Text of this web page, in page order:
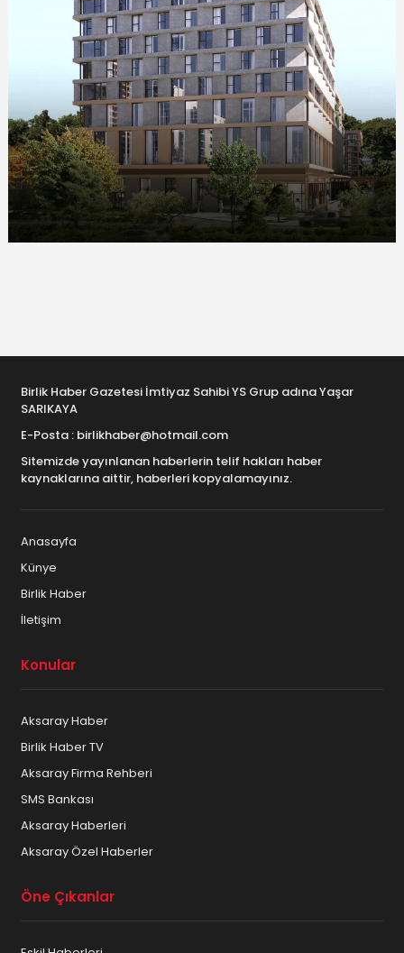
Birlik Haber Gazetesi İmtiyaz Sahibi YS Grup adına Yaşar
SARIKAYA
E-Posta : birlikhaber@hotmail.com
Sitemizde yayınlanan haberlerin telif hakları haber
kaynaklarına aittir, haberleri kopyalamayınız.
Anasayfa
Künye
Birlik Haber
İletişim
Konular
Aksaray Haber
Birlik Haber TV
Aksaray Firma Rehberi
SMS Bankası
Aksaray Haberleri
Aksaray Özel Haberler
Öne Çıkanlar